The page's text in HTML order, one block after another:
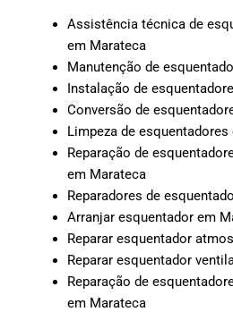
Assistência técnica de
em Marateca
Manutenção de
Instalação de
Conversão de
Limpeza de
Reparação de
em Marateca
Reparadores de
Arranjar esquentador em
Reparar esquentador
Reparar esquentador
Reparação de
em Marateca